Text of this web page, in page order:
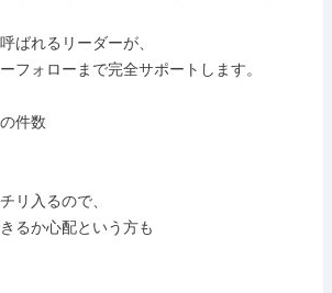
ばれるリーダーが、
フォローまで完全サポートします。
件数
リ入るので、
るか心配という方も